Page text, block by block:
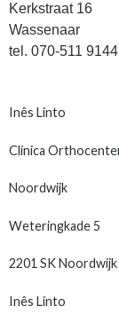
Kerkstraat 16
Wassenaar
tel. 070-511 9144
Inês Linto
Clínica
Noordwijk
Weteringkade 5
2201 SK Noordwijk
Inês Linto